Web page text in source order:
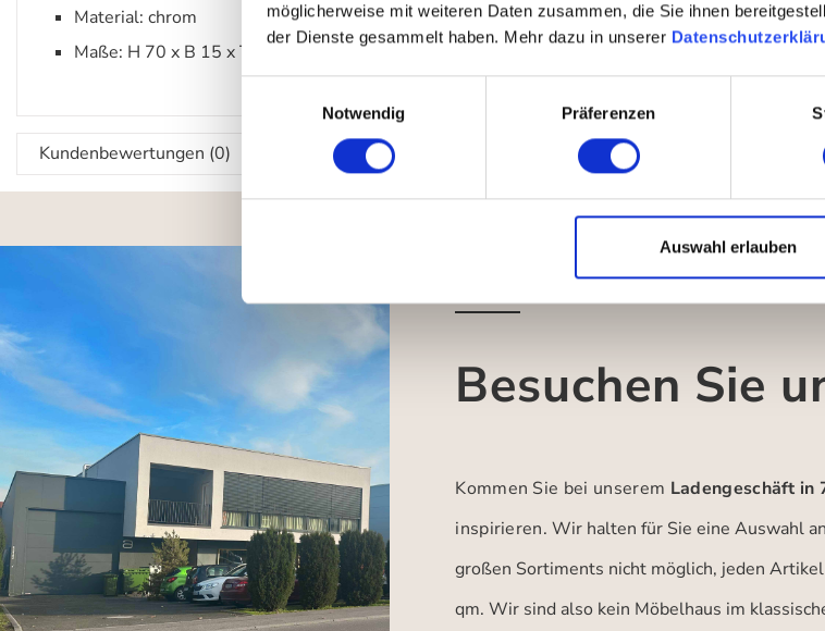
möglicherweise mit weiteren Daten zusammen, die Sie ihnen
der Dienste gesammelt haben. Mehr dazu in unserer
Notwendig
Präferenzen
Auswahl erlauben
Material: chrom
Maße: H 70 x B 15 x T 12 cm
Kundenbewertungen (0)
Besuchen Sie
Kommen Sie bei unserem Ladengeschäft in
inspirieren.Wir halten für Sie eine Auswahl
großen Sortiments nicht möglich, jeden
qm. Wir sind also kein Möbelhaus im